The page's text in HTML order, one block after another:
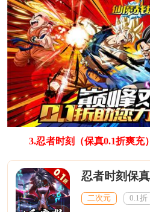
3.忍者时刻（保真0.1折爽充）
二次元 0.1折